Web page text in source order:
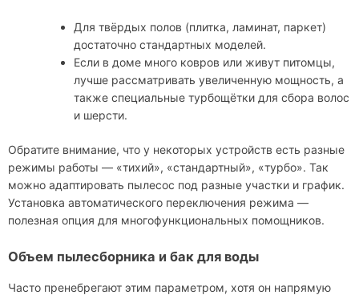
Для твёрдых полов (плитка, ламинат, паркет)
достаточно стандартных моделей.
Если в доме много ковров или живут питомцы,
лучше рассматривать увеличенную мощность, а
также специальные турбощётки для сбора волос
и шерсти.
Обратите внимание, что у некоторых устройств есть разные
режимы работы — «тихий», «стандартный», «турбо». Так
можно адаптировать пылесос под разные участки и график.
Установка автоматического переключения режима —
полезная опция для многофункциональных помощников.
Объем пылесборника и бак для воды
Часто пренебрегают этим параметром, хотя он напрямую